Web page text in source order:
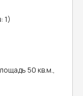
1)
50 кв.м.,